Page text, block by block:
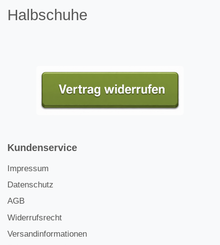
Halbschuhe
Kundenservice
Impressum
Datenschutz
AGB
Widerrufsrecht
Versandinformationen